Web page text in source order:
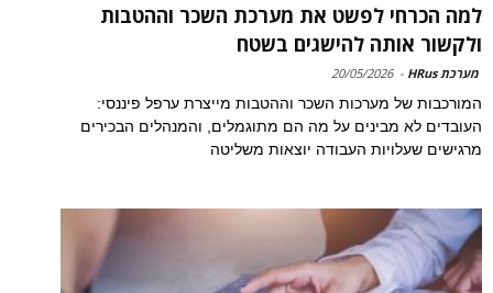
למה הכרחי לפשט את מערכת השכר וההטבות
ולקשור אותה להישגים בשטח
מערכת HRus -
20/05/2026
המורכבות של מערכות השכר וההטבות מייצרת ערפל פיננסי:
העובדים לא מבינים על מה הם מתוגמלים, והמנהלים הבכירים
מרגישים שעלויות העבודה יוצאות משליטה